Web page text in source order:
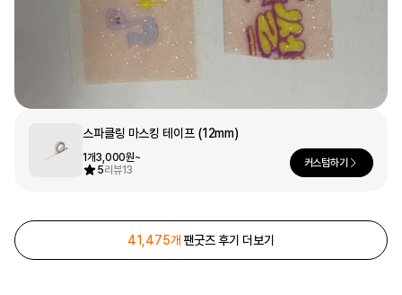
스파클링 마스킹 테이프 (12mm)
1개3,000원~
5리뷰13
커스텀하기
41,475개 팬굿즈 후기 더보기
반려동물
액자
셔츠 맨투맨
핫피/로브